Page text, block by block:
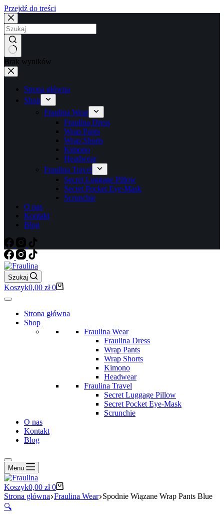
Przejdź do treści
Brak wyników
Strona główna
Shop
Fraulina Wear
Fraulina Dress
Wrap Pants
Wrap Shorts
Kimono
Headwear
Fraulina Travel
Secret Luggage Pillow
Secret Pocket Eye-Mask
Scrunchie
O nas
Kontakt
Blog
Szukaj
Koszyk0,00 zł 0
Strona główna
Shop
Fraulina Wear
Fraulina Dress
Wrap Pants
Wrap Shorts
Kimono
Headwear
Fraulina Travel
Secret Luggage Pillow
Secret Pocket Eye-Mask
Scrunchie
O nas
Kontakt
Blog
Menu
Koszyk0,00 zł 0
Strona główna Fraulina Wear Spodnie Wiązane Wrap Pants Blue
🔍